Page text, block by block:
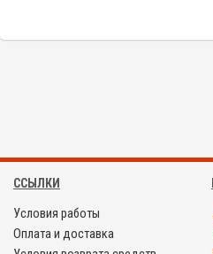
ССЫЛКИ
Условия работы
Оплата и доставка